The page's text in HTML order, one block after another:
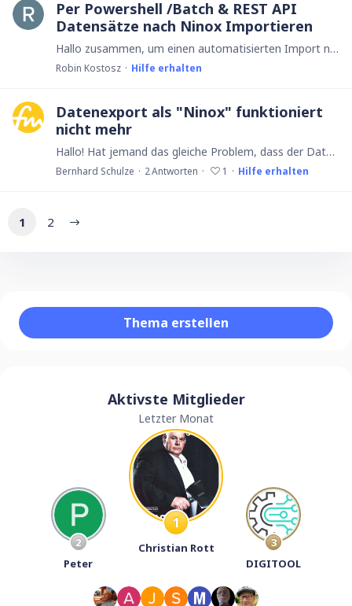
Per Powershell /Batch & REST API
Datensätze nach Ninox Importieren
Hallo zusammen, um einen automatisierten Import nach Ninox hinzubekommen würde ich gerne csv Dateien nach Ninox per PowerShell oder Batch importieren. Eine fertige JSON im verlangten Format zu…
Robin Kostosz Hilfe erhalten
Datenexport als "Ninox" funktioniert
nicht mehr
Hallo! Hat jemand das gleiche Problem, dass der Datenexport als Ninox-Datenbank nicht mehr funktioniert. Vor ein paar Tagen ging das noch, heute kurbelt Ninox nur ewig ergebnislos herum.…
Bernhard Schulze 2Antworten 1 Hilfe erhalten
1 2
Content aside
Thema erstellen
Aktivste Mitglieder
Letzter Monat
2
Peter
1
Christian Rott
3
DIGITOOL